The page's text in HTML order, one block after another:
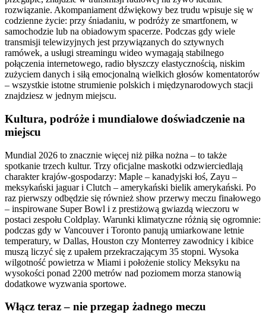
rozwiązanie. Akompaniament dźwiękowy bez trudu wpisuje się w
codzienne życie: przy śniadaniu, w podróży ze smartfonem, w
samochodzie lub na obiadowym spacerze. Podczas gdy wiele
transmisji telewizyjnych jest przywiązanych do sztywnych
ramówek, a usługi streamingu wideo wymagają stabilnego
połączenia internetowego, radio błyszczy elastycznością, niskim
zużyciem danych i siłą emocjonalną wielkich głosów komentatorów
– wszystkie istotne strumienie polskich i międzynarodowych stacji
znajdziesz w jednym miejscu.
Kultura, podróże i mundialowe doświadczenie na
miejscu
Mundial 2026 to znacznie więcej niż piłka nożna – to także
spotkanie trzech kultur. Trzy oficjalne maskotki odzwierciedlają
charakter krajów-gospodarzy: Maple – kanadyjski łoś, Zayu –
meksykański jaguar i Clutch – amerykański bielik amerykański. Po
raz pierwszy odbędzie się również show przerwy meczu finałowego
– inspirowane Super Bowl i z prestiżową gwiazdą wieczoru w
postaci zespołu Coldplay. Warunki klimatyczne różnią się ogromnie:
podczas gdy w Vancouver i Toronto panują umiarkowane letnie
temperatury, w Dallas, Houston czy Monterrey zawodnicy i kibice
muszą liczyć się z upałem przekraczającym 35 stopni. Wysoka
wilgotność powietrza w Miami i położenie stolicy Meksyku na
wysokości ponad 2200 metrów nad poziomem morza stanowią
dodatkowe wyzwania sportowe.
Włącz teraz – nie przegap żadnego meczu